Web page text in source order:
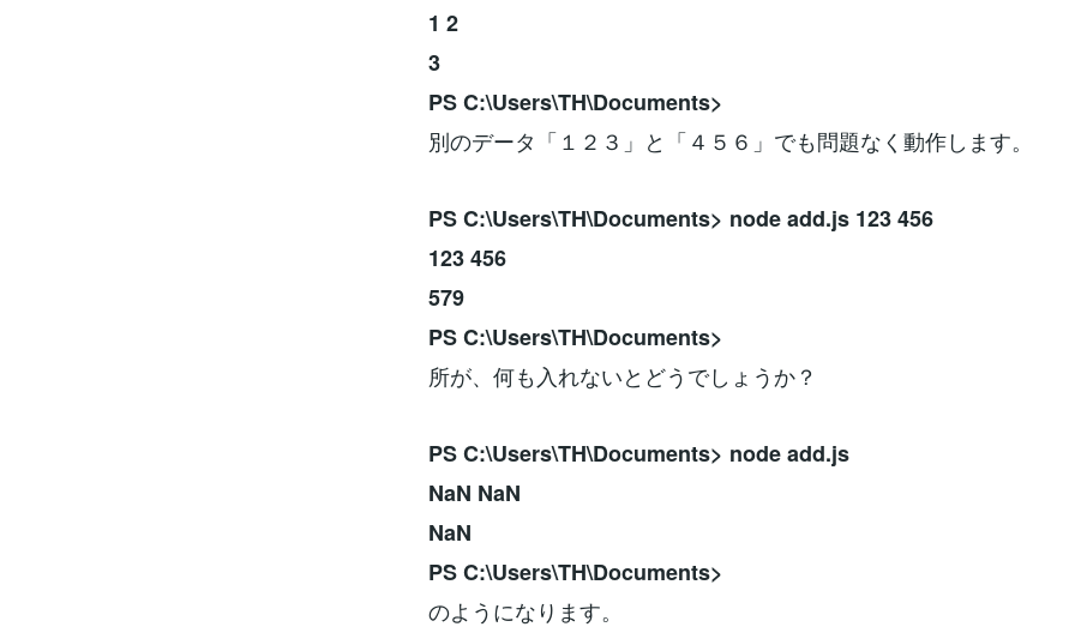
1 2
3
PS C:\Users\TH\Documents>
別のデータ「１２３」と「４５６」でも問題なく動作します。
PS C:\Users\TH\Documents> node add.js 123 456
123 456
579
PS C:\Users\TH\Documents>
所が、何も入れないとどうでしょうか？
PS C:\Users\TH\Documents> node add.js
NaN NaN
NaN
PS C:\Users\TH\Documents>
のようになります。